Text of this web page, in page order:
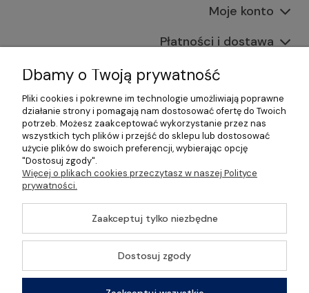
Moje konto
Płatności i dostawa
Informacje
O nas
©2026 Wszelkie Prawa Zastrzeżone | Gastrosklep |
Wyposażenie gastronomii, restauracji oraz barów
Szablon Master byEcommercy
Pokaż pełną wersję strony
Dbamy o Twoją prywatność
Pliki cookies i pokrewne im technologie umożliwiają poprawne
działanie strony i pomagają nam dostosować ofertę do Twoich
potrzeb. Możesz zaakceptować wykorzystanie przez nas
wszystkich tych plików i przejść do sklepu lub dostosować
użycie plików do swoich preferencji, wybierając opcję
"Dostosuj zgody".
Więcej o plikach cookies przeczytasz w naszej Polityce
prywatności.
Zaakceptuj tylko niezbędne
Dostosuj zgody